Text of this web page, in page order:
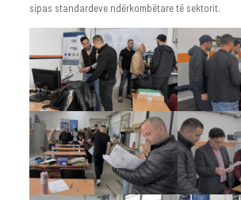
sipas standardeve ndërkombëtare të sektorit.